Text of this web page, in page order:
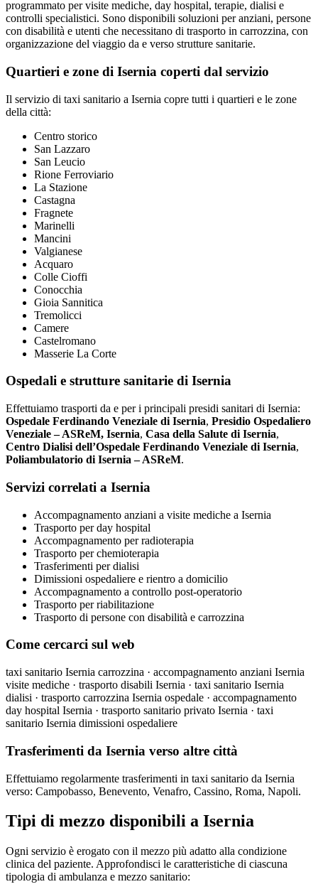
programmato per visite mediche, day hospital, terapie, dialisi e
controlli specialistici. Sono disponibili soluzioni per anziani, persone
con disabilità e utenti che necessitano di trasporto in carrozzina, con
organizzazione del viaggio da e verso strutture sanitarie.
Quartieri e zone di Isernia coperti dal servizio
Il servizio di taxi sanitario a Isernia copre tutti i quartieri e le zone
della città:
Centro storico
San Lazzaro
San Leucio
Rione Ferroviario
La Stazione
Castagna
Fragnete
Marinelli
Mancini
Valgianese
Acquaro
Colle Cioffi
Conocchia
Gioia Sannitica
Tremolicci
Camere
Castelromano
Masserie La Corte
Ospedali e strutture sanitarie di Isernia
Effettuiamo trasporti da e per i principali presidi sanitari di Isernia:
Ospedale Ferdinando Veneziale di Isernia, Presidio Ospedaliero
Veneziale – ASReM, Isernia, Casa della Salute di Isernia,
Centro Dialisi dell’Ospedale Ferdinando Veneziale di Isernia,
Poliambulatorio di Isernia – ASReM.
Servizi correlati a Isernia
Accompagnamento anziani a visite mediche a Isernia
Trasporto per day hospital
Accompagnamento per radioterapia
Trasporto per chemioterapia
Trasferimenti per dialisi
Dimissioni ospedaliere e rientro a domicilio
Accompagnamento a controllo post-operatorio
Trasporto per riabilitazione
Trasporto di persone con disabilità e carrozzina
Come cercarci sul web
taxi sanitario Isernia carrozzina · accompagnamento anziani Isernia
visite mediche · trasporto disabili Isernia · taxi sanitario Isernia
dialisi · trasporto carrozzina Isernia ospedale · accompagnamento
day hospital Isernia · trasporto sanitario privato Isernia · taxi
sanitario Isernia dimissioni ospedaliere
Trasferimenti da Isernia verso altre città
Effettuiamo regolarmente trasferimenti in taxi sanitario da Isernia
verso: Campobasso, Benevento, Venafro, Cassino, Roma, Napoli.
Tipi di mezzo disponibili a Isernia
Ogni servizio è erogato con il mezzo più adatto alla condizione
clinica del paziente. Approfondisci le caratteristiche di ciascuna
tipologia di ambulanza e mezzo sanitario: